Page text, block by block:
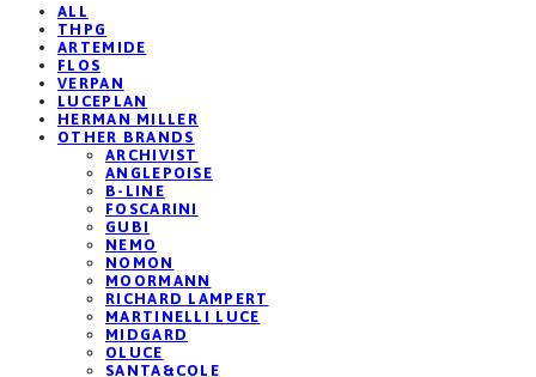
ALL
THPG
ARTEMIDE
FLOS
VERPAN
LUCEPLAN
HERMAN MILLER
OTHER BRANDS
ARCHIVIST
ANGLEPOISE
B-LINE
FOSCARINI
GUBI
NEMO
NOMON
MOORMANN
RICHARD LAMPERT
MARTINELLI LUCE
MIDGARD
OLUCE
SANTA&COLE